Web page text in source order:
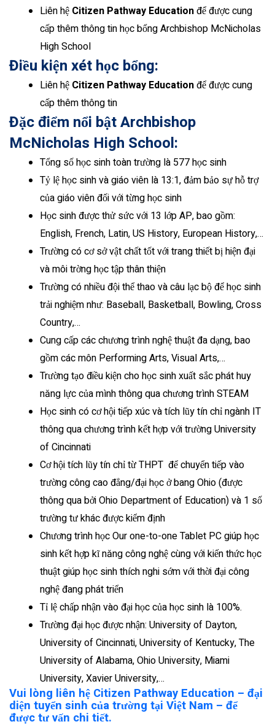
Liên hệ Citizen Pathway Educationđể được cung
cấp thêm thông tin học bổng Archbishop McNicholas
High School
Điều kiện xét học bổng:
Liên hệ Citizen Pathway Educationđể được cung
cấp thêm thông tin
Đặc điểm nổi bật Archbishop
McNicholas High School:
Tổng số học sinh toàn trường là 577 học sinh
Tỷ lệ học sinh và giáo viên là 13:1, đảm bảo sự hỗ trợ
của giáo viên đối với từng học sinh
Học sinh được thử sức với 13 lớp AP, bao gồm:
English, French, Latin, US History, European History,…
Trường có cơ sở vật chất tốt với trang thiết bị hiện đại
và môi trờng học tập thân thiện
Trường có nhiều đội thể thao và câu lạc bộ để học sinh
trải nghiệm như: Baseball, Basketball, Bowling, Cross
Country,…
Cung cấp các chương trình nghệ thuật đa dạng, bao
gồm các môn Performing Arts, Visual Arts,…
Trường tạo điều kiện cho học sinh xuất sắc phát huy
năng lực của mình thông qua chương trình STEAM
Học sinh có cơ hội tiếp xúc và tích lũy tín chỉ ngành IT
thông qua chương trình kết hợp với trường University
of Cincinnati
Cơ hội tích lũy tín chỉ từ THPT để chuyển tiếp vào
trường công cao đẳng/đại học ở bang Ohio (được
thông qua bởi Ohio Department of Education) và 1 số
trường tư khác được kiểm định
Chương trình học Our one-to-one Tablet PC giúp học
sinh kết hợp kĩ năng công nghệ cùng với kiến thức học
thuật giúp học sinh thích nghi sớm với thời đại công
nghệ đang phát triển
Tỉ lệ chấp nhận vào đại học của học sinh là 100%.
Trường đại học được nhận: University of Dayton,
University of Cincinnati, University of Kentucky, The
University of Alabama, Ohio University, Miami
University, Xavier University,…
Vui lòng liên hệ Citizen Pathway Education – đại
diện tuyển sinh của trường tại Việt Nam – để
được tư vấn chi tiết.